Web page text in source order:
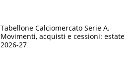
Tabellone Calciomercato Serie A.
Movimenti, acquisti e cessioni: estate
2026-27